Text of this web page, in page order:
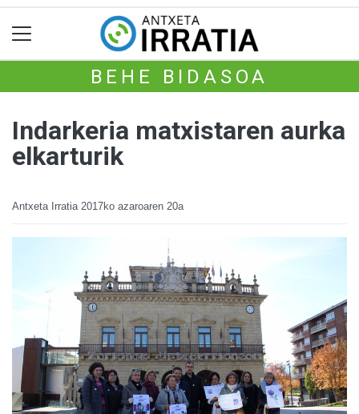
BEHE BIDASOA
Indarkeria matxistaren aurka
elkarturik
Antxeta Irratia 2017ko azaroaren 20a